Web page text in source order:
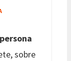
sobre